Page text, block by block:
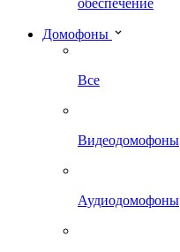
обеспечение
Домофоны
Все
Видеодомофоны
Аудиодомофоны